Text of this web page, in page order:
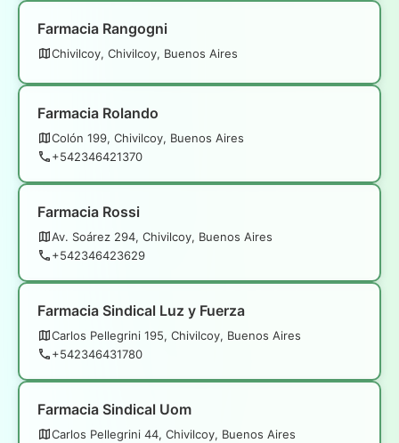
Farmacia Rangogni
Chivilcoy, Chivilcoy, Buenos Aires
Farmacia Rolando
Colón 199, Chivilcoy, Buenos Aires
+542346421370
Farmacia Rossi
Av. Soárez 294, Chivilcoy, Buenos Aires
+542346423629
Farmacia Sindical Luz y Fuerza
Carlos Pellegrini 195, Chivilcoy, Buenos Aires
+542346431780
Farmacia Sindical Uom
Carlos Pellegrini 44, Chivilcoy, Buenos Aires